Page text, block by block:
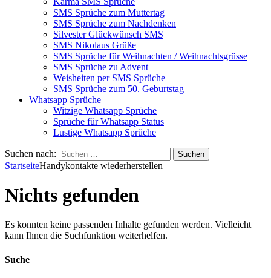
SMS Sprüche zum Muttertag
SMS Sprüche zum Nachdenken
Silvester Glückwünsch SMS
SMS Nikolaus Grüße
SMS Sprüche für Weihnachten / Weihnachtsgrüsse
SMS Sprüche zu Advent
Weisheiten per SMS Sprüche
SMS Sprüche zum 50. Geburtstag
Whatsapp Sprüche
Witzige Whatsapp Sprüche
Sprüche für Whatsapp Status
Lustige Whatsapp Sprüche
Suchen nach:
StartseiteHandykontakte wiederherstellen
Nichts gefunden
Es konnten keine passenden Inhalte gefunden werden. Vielleicht
kann Ihnen die Suchfunktion weiterhelfen.
Suche